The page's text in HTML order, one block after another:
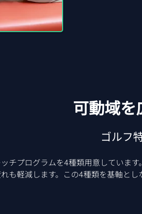
可動域を
ゴルフ
チプログラムを4種類用意していま
も軽減します。​この4種類を基軸と